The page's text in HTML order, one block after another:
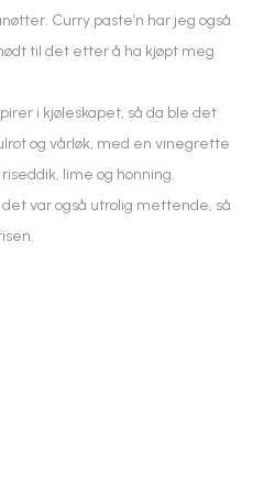
Curry paste’n har jeg også
til det etter å ha kjøpt meg
i kjøleskapet, så da ble det
og vårløk, med en vinegrette
lime og honning.
var også utrolig mettende, så